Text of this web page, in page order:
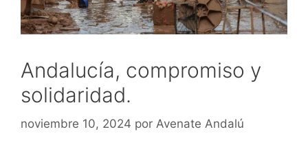
Andalucía, compromiso y
solidaridad.
noviembre 10, 2024 por Avenate Andalú